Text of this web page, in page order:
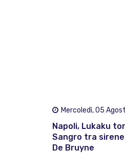
Mercoledì, 05
Napoli, Lukaku
Sangro tra sirene
De Bruyne